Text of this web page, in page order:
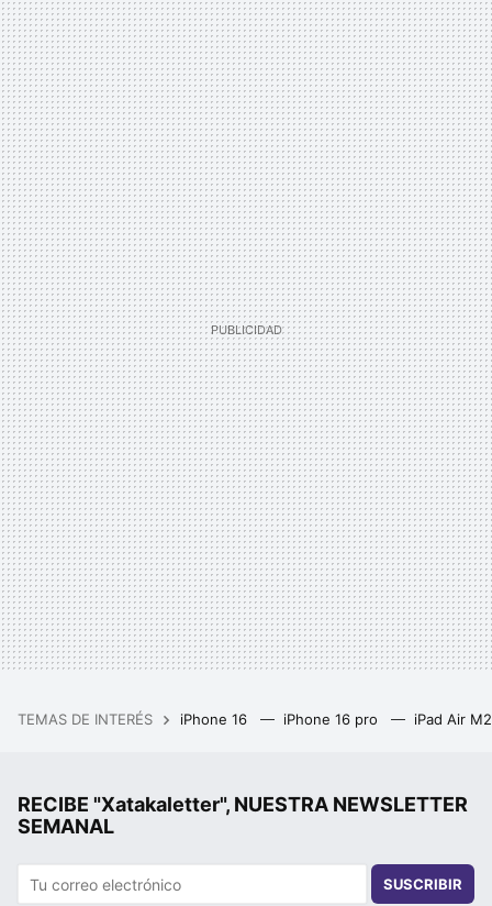
TEMAS DE INTERÉS iPhone 16 iPhone 16 pro iPad Air
RECIBE "Xatakaletter", NUESTRA NEWSLETTER
SEMANAL
SUSCRIBIR